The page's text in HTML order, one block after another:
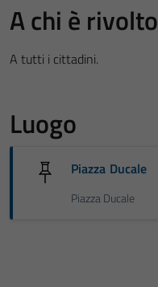
A chi è rivolto
A tutti i cittadini.
Luogo
Piazza Ducale
Piazza Ducale